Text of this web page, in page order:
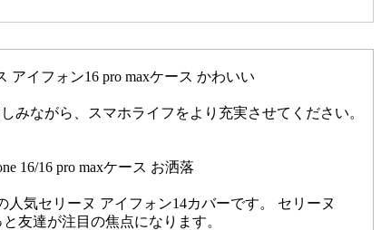
アイフォン16 pro maxケース かわいい
みながら、スマホライフをより充実させてください。
16/16 pro maxケース お洒落
人気セリーヌ アイフォン14カバーです。 セリーヌ
友達が注目の焦点になります。